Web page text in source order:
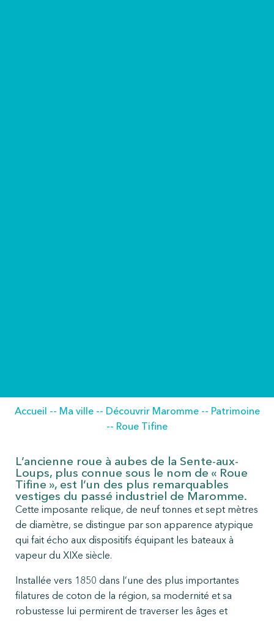
Accueil -- Ma ville-- Découvrir Maromme-- Patrimoine
-- Roue Tifine
L’ancienne roue à aubes de la Sente-aux-
Loups, plus connue sous le nom de « Roue
Tifine », est l’un des plus remarquables
vestiges du passé industriel de Maromme.
Cette imposante relique, de neuf tonnes et sept mètres
de diamètre, se distingue par son apparence atypique
qui fait écho aux dispositifs équipant les bateaux à
vapeur du XIXe siècle.
Installée vers 1850 dans l’une des plus importantes
filatures de coton de la région, sa modernité et sa
robustesse lui permirent de traverser les âges et